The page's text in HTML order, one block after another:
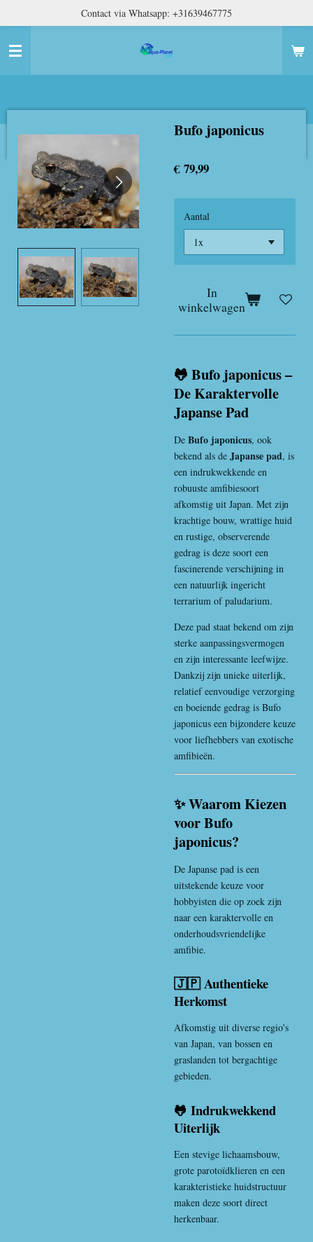
naar
hoofdinhoud
Contact via Whatsapp: +31639467775
Bufo japonicus
€ 79,99
Aantal
In
winkelwagen
🐸 Bufo japonicus –
De Karaktervolle
Japanse Pad
De Bufo japonicus, ook
bekend als de Japanse pad, is
een indrukwekkende en
robuuste amfibiesoort
afkomstig uit Japan. Met zijn
krachtige bouw, wrattige huid
en rustige, observerende
gedrag is deze soort een
fascinerende verschijning in
een natuurlijk ingericht
terrarium of paludarium.
Deze pad staat bekend om zijn
sterke aanpassingsvermogen
en zijn interessante leefwijze.
Dankzij zijn unieke uiterlijk,
relatief eenvoudige verzorging
en boeiende gedrag is Bufo
japonicus een bijzondere keuze
voor liefhebbers van exotische
amfibieën.
✨ Waarom Kiezen
voor Bufo
japonicus?
De Japanse pad is een
uitstekende keuze voor
hobbyisten die op zoek zijn
naar een karaktervolle en
onderhoudsvriendelijke
amfibie.
🇯🇵 Authentieke
Herkomst
Afkomstig uit diverse regio's
van Japan, van bossen en
graslanden tot bergachtige
gebieden.
🐸 Indrukwekkend
Uiterlijk
Een stevige lichaamsbouw,
grote parotoïdklieren en een
karakteristieke huidstructuur
maken deze soort direct
herkenbaar.